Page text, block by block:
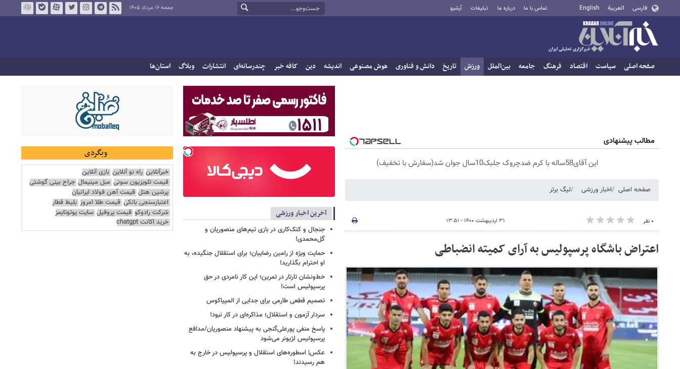
فارسی العربية English تماس با ما درباره ما تبلیغات آرشیو جمعه ۱۶ مرداد ۱۴۰۵
صفحه اصلی سیاست اقتصاد فرهنگ جامعه بین‌الملل ورزش تاریخ دانش و فناوری هوش مصنوعی اندیشه دین کافه خبر چندرسانه‌ای انتشارات وبلاگ استان‌ها
مطالب پیشنهادی
این آقای58ساله با کرم ضدچروک جلبک10سال جوان شد(سفارش با تخفیف)
صفحه اصلی اخبار ورزشی لیگ برتر
۰ نفر ۳۱ اردیبهشت ۱۴۰۰ - ۱۳:۵۱
اعتراض باشگاه پرسپولیس به آرای کمیته انضباطی
آخرین اخبار ورزشی
جنجال و کتک‌کاری در بازی تیم‌های منصوریان و
گل‌محمدی!
حمایت ویژه از رامین رضاییان؛ برای استقلال جنگیده، به
او احترام بگذارید!
خط‌ونشان تارتار در تمرین؛ این کار نامردی در حق
پرسپولیس است!
تصمیم قطعی طارمی برای جدایی از المپیاکوس
سردار آزمون و استقلال؛ مذاکره‌ای در کار نبود!
پاسخ منفی پورعلی‌گنجی به پیشنهاد منصوریان/مدافع
پرسپولیس لژیونر می‌شود
عکس| اسطوره‌های استقلال و پرسپولیس در خارج به
هم رسیدند!
وبگردی
خبرآنلاین راه نو آنلاین بازی آنلاین
قیمت تلویزیون سونی مبل مینیمال جراح بینی گوشتی
پرشین هتل قیمت آهن فولاد ایرانیان
اعتبارسنجی بانکی قیمت طلا امروز بلیط قطار
شرکت رادوکو قیمت پروفیل سایت یوتوتایمز
خرید اکانت chatgpt